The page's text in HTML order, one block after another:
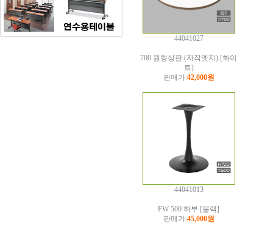
44041027
700 원형상판 (자작엣지) [화이
트]
판매가:42,000원
44041013
FW 500 하부 [블랙]
판매가:45,000원